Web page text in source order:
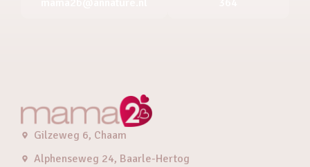
Gilzeweg 6, Chaam
Alphenseweg 24, Baarle-Hertog